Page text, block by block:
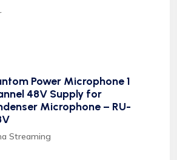
Power Microphone 1
48V Supply for
Microphone – RU-
Streaming